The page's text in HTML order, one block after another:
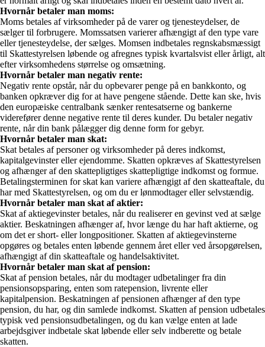
Hvornår betaler man moms:
Moms betales af virksomheder på de varer og tjenesteydelser, de
sælger til forbrugere. Momssatsen varierer afhængigt af den type vare
eller tjenesteydelse, der sælges. Momsen indbetales regnskabsmæssigt
til Skattestyrelsen løbende og afregnes typisk kvartalsvist eller årligt, alt
efter virksomhedens størrelse og omsætning.
Hvornår betaler man negativ rente:
Negativ rente opstår, når du opbevarer penge på en bankkonto, og
banken opkræver dig for at have pengene stående. Dette kan ske, hvis
den europæiske centralbank sænker rentesatserne og bankerne
viderefører denne negative rente til deres kunder. Du betaler negativ
rente, når din bank pålægger dig denne form for gebyr.
Hvornår betaler man skat:
Skat betales af personer og virksomheder på deres indkomst,
kapitalgevinster eller ejendomme. Skatten opkræves af Skattestyrelsen
og afhænger af den skattepligtiges skattepligtige indkomst og formue.
Betalingsterminen for skat kan variere afhængigt af den skatteaftale, du
har med Skattestyrelsen, og om du er lønmodtager eller selvstændig.
Hvornår betaler man skat af aktier:
Skat af aktiegevinster betales, når du realiserer en gevinst ved at sælge
aktier. Beskatningen afhænger af, hvor længe du har haft aktierne, og
om det er short- eller longpositioner. Skatten af aktiegevinsterne
opgøres og betales enten løbende gennem året eller ved årsopgørelsen,
afhængigt af din skatteaftale og handelsaktivitet.
Hvornår betaler man skat af pension:
Skat af pension betales, når du modtager udbetalinger fra din
pensionsopsparing, enten som ratepension, livrente eller
kapitalpension. Beskatningen af pensionen afhænger af den type
pension, du har, og din samlede indkomst. Skatten af pension udbetales
typisk ved pensionsudbetalingen, og du kan vælge enten at lade
arbejdsgiver indbetale skat løbende eller selv indberette og betale
skatten.